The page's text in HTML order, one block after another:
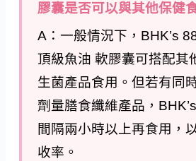
膠囊是否可以與其他保健
A：一般情況下，BHK’s
頂級魚油 軟膠囊可搭配其
生菌產品食用。但若有同
劑量膳食纖維產品，
間隔兩小時以上再食用，
收率。